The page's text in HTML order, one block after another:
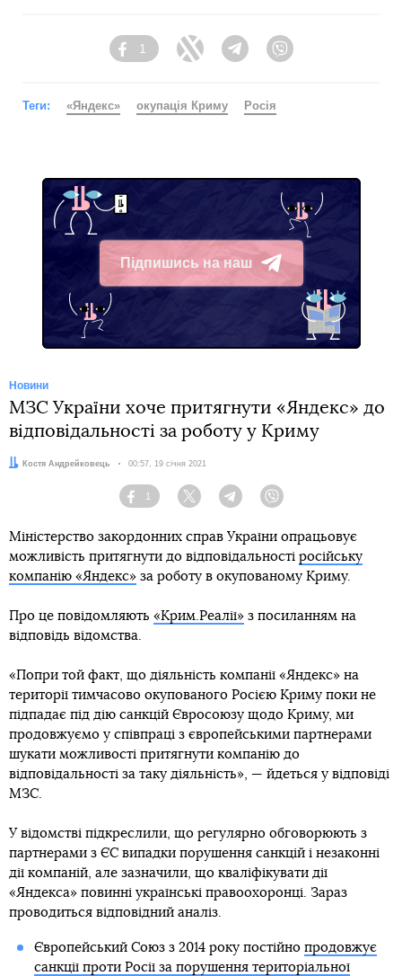
Facebook
1
Twitter Telegram
Теги: «Яндекс» окупація Криму Росія
Підпишись на наш
Telegram
Новини
МЗС України хоче притягнути «Яндекс» до
відповідальності за роботу у Криму
Автор:Костя Андрейковець Дата:
00:57, 19 січня 2021
Facebook
1
Twitter TelegramViber
Міністерство закордонних справ України опрацьовує
можливість притягнути до відповідальності російську
компанію «Яндекс» за роботу в окупованому Криму.
Про це повідомляють «Крим.Реалії» з посиланням на
відповідь відомства.
«Попри той факт, що діяльність компанії «Яндекс» на
території тимчасово окупованого Росією Криму поки не
підпадає під дію санкцій Євросоюзу щодо Криму, ми
продовжуємо у співпраці з європейськими партнерами
шукати можливості притягнути компанію до
відповідальності за таку діяльність», — йдеться у відповіді
МЗС.
У відомстві підкреслили, що регулярно обговорюють з
партнерами з ЄС випадки порушення санкцій і незаконні
дії компаній, але зазначили, що кваліфікувати дії
«Яндекса» повинні українські правоохоронці. Зараз
проводиться відповідний аналіз.
Європейський Союз з 2014 року постійно продовжує
санкції проти Росії за порушення територіальної